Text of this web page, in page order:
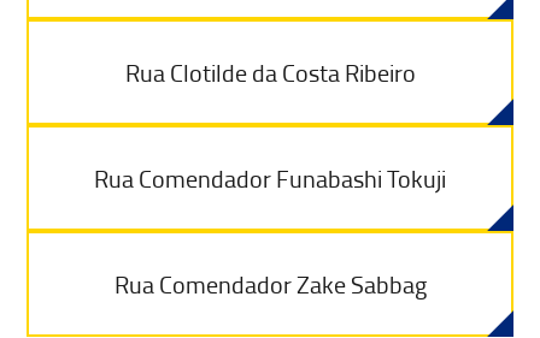
Rua Clotilde da Costa Ribeiro
Rua Comendador Funabashi Tokuji
Rua Comendador Zake Sabbag